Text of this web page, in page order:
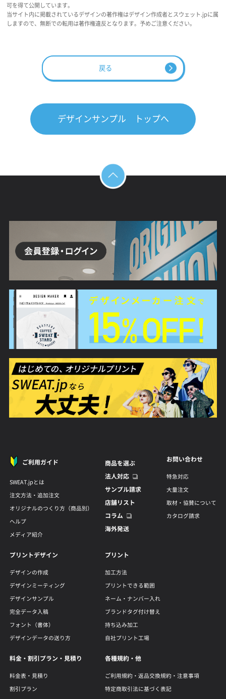
可を得て公開しています。
当サイト内に掲載されているデザインの著作権はデザイン作成者とスウェット.jpに属
しますので、無断での転用は著作権違反となります。予めご注意ください。
戻る
デザインサンプル トップへ
ご利用ガイド
SWEAT.jpとは
注文方法・追加注文
オリジナルのつくり方（商品別）
ヘルプ
メディア紹介
商品を選ぶ
法人対応
サンプル請求
店舗リスト
コラム
海外発送
お問い合わせ
特急対応
大量注文
取材・協賛について
カタログ請求
プリントデザイン
デザインの作成
デザインミーティング
デザインサンプル
完全データ入稿
フォント（書体）
デザインデータの送り方
プリント
加工方法
プリントできる範囲
ネーム・ナンバー入れ
ブランドタグ付け替え
持ち込み加工
自社プリント工場
料金・割引プラン・見積り
料金表・見積り
割引プラン
各種規約・他
ご利用規約・返品交換規約・注意事項
特定商取引法に基づく表記